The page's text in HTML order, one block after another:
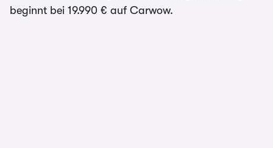
beginnt bei 19.990 € auf Carwow.